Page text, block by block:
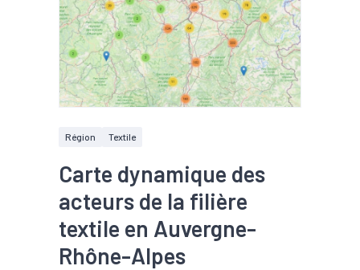
Région Textile
Carte dynamique des
acteurs de la filière
textile en Auvergne-
Rhône-Alpes